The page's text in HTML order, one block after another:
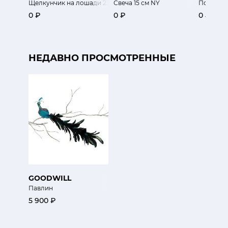
Щелкунчик на лошади 23хh28 см
0 ₽
Свеча 15 см NY
0 ₽ 0 ₽
НЕДАВНО ПРОСМОТРЕННЫЕ
GOODWILL
Павлин
5 900 ₽